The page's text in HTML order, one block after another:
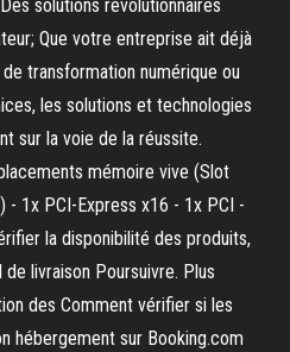
solutions révolutionnaires
Que votre entreprise ait déjà
transformation numérique ou
les solutions et technologies
sur la voie de la réussite.
mémoire vive (Slot
- 1x PCI-Express x16 - 1x PCI -
la disponibilité des produits,
livraison Poursuivre. Plus
des Comment vérifier si les
hébergement sur Booking.com